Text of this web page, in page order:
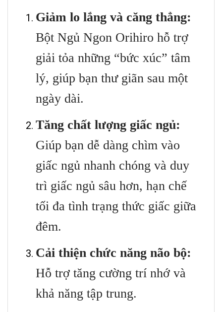
Giảm lo lắng và căng thẳng:
Bột Ngủ Ngon Orihiro hỗ trợ
giải tỏa những “bức xúc” tâm
lý, giúp bạn thư giãn sau một
ngày dài.
Tăng chất lượng giấc ngủ:
Giúp bạn dễ dàng chìm vào
giấc ngủ nhanh chóng và duy
trì giấc ngủ sâu hơn, hạn chế
tối đa tình trạng thức giấc giữa
đêm.
Cải thiện chức năng não bộ:
Hỗ trợ tăng cường trí nhớ và
khả năng tập trung.